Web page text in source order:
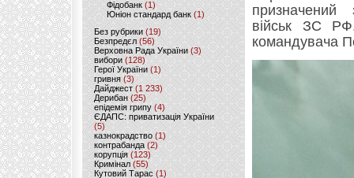
Фідобанк (1)
Юніон стандард банк(1)
Без рубрики (19)
Безпредєл(56)
Верховна Рада України (3)
вибори(128)
Герої України(1)
гривня (3)
Дайджест (1 233)
Дерибан (25)
епідемія грипу (4)
ЄДАПС: приватизація України
(5)
казнокрадство (1)
контрабанда (2)
корупція (123)
Кримінал (55)
Кутовий Тарас (1)
призначений
військ ЗС
командувача